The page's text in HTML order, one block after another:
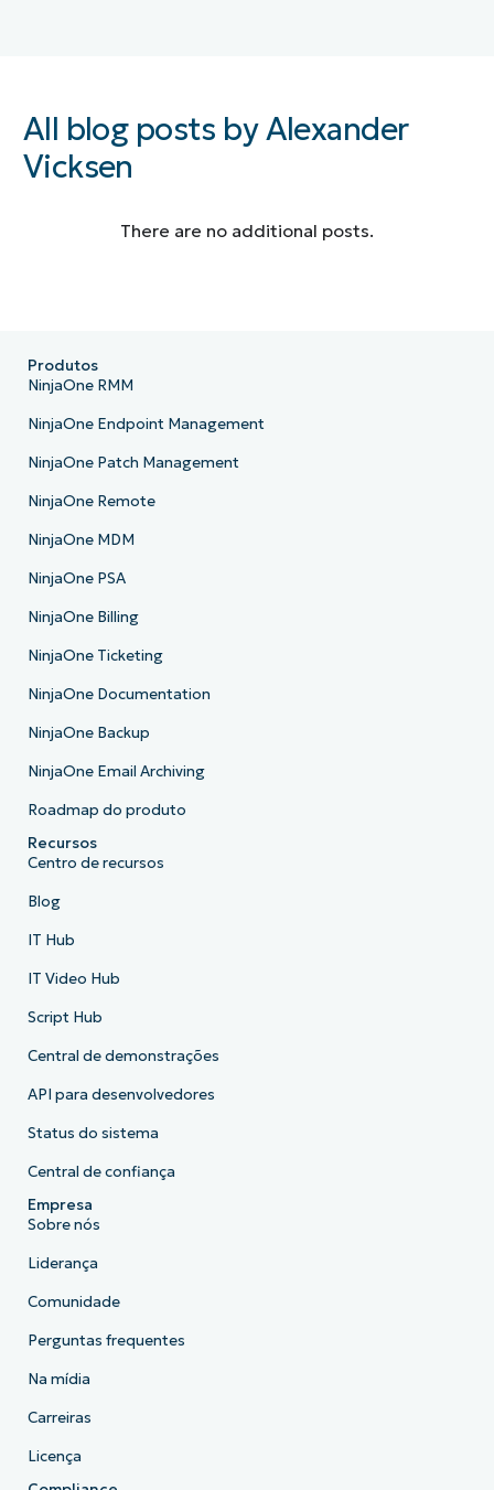
All blog posts by Alexander
Vicksen
There are no additional posts.
Produtos
NinjaOne RMM
NinjaOne Endpoint Management
NinjaOne Patch Management
NinjaOne Remote
NinjaOne MDM
NinjaOne PSA
NinjaOne Billing
NinjaOne Ticketing
NinjaOne Documentation
NinjaOne Backup
NinjaOne Email Archiving
Roadmap do produto
Recursos
Centro de recursos
Blog
IT Hub
IT Video Hub
Script Hub
Central de demonstrações
API para desenvolvedores
Status do sistema
Central de confiança
Empresa
Sobre nós
Liderança
Comunidade
Perguntas frequentes
Na mídia
Carreiras
Licença